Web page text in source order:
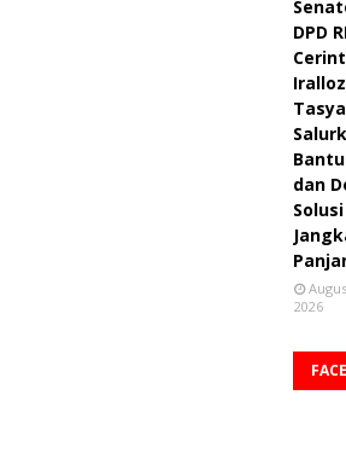
DPD
Cerint
Tasya
dan
Solusi
2026